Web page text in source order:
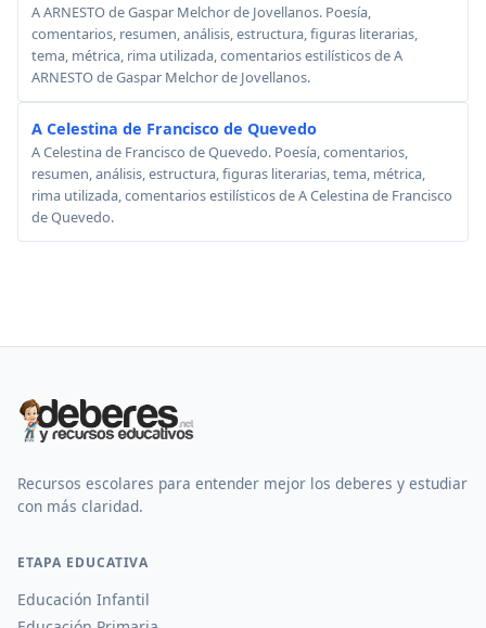
A ARNESTO de Gaspar Melchor de Jovellanos. Poesía,
comentarios, resumen, análisis, estructura, figuras literarias,
tema, métrica, rima utilizada, comentarios estilísticos de A
ARNESTO de Gaspar Melchor de Jovellanos.
A Celestina de Francisco de Quevedo
A Celestina de Francisco de Quevedo. Poesía, comentarios,
resumen, análisis, estructura, figuras literarias, tema, métrica,
rima utilizada, comentarios estilísticos de A Celestina de Francisco
de Quevedo.
Recursos escolares para entender mejor los deberes y estudiar
con más claridad.
ETAPA EDUCATIVA
Educación Infantil